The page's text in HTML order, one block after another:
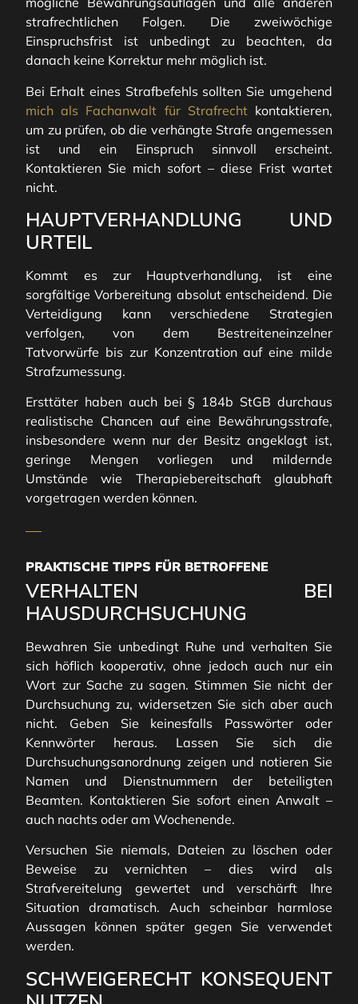
strafrechtlichen Folgen. Die zweiwöchige
Einspruchsfrist ist unbedingt zu beachten, da
danach keine Korrektur mehr möglich ist.
Bei Erhalt eines Strafbefehls sollten Sie umgehend
mich als Fachanwalt für Strafrechtkontaktieren,
um zu prüfen, ob die verhängte Strafe angemessen
ist und ein Einspruch sinnvoll erscheint.
Kontaktieren Sie mich sofort – diese Frist wartet
nicht.
HAUPTVERHANDLUNG UND
URTEIL
Kommt es zur Hauptverhandlung, ist eine
sorgfältige Vorbereitung absolut entscheidend. Die
Verteidigung kann verschiedene Strategien
verfolgen, von dem Bestreiteneinzelner
Tatvorwürfe bis zur Konzentration auf eine milde
Strafzumessung.
Ersttäter haben auch bei § 184b StGB durchaus
realistische Chancen auf eine Bewährungsstrafe,
insbesondere wenn nur der Besitz angeklagt ist,
geringe Mengen vorliegen und mildernde
Umstände wie Therapiebereitschaft glaubhaft
vorgetragen werden können.
PRAKTISCHE TIPPS FÜR BETROFFENE
VERHALTEN BEI
HAUSDURCHSUCHUNG
Bewahren Sie unbedingt Ruhe und verhalten Sie
sich höflich kooperativ, ohne jedoch auch nur ein
Wort zur Sache zu sagen. Stimmen Sie nicht der
Durchsuchung zu, widersetzen Sie sich aber auch
nicht. Geben Sie keinesfalls Passwörter oder
Kennwörter heraus. Lassen Sie sich die
Durchsuchungsanordnung zeigen und notieren Sie
Namen und Dienstnummern der beteiligten
Beamten. Kontaktieren Sie sofort einen Anwalt –
auch nachts oder am Wochenende.
Versuchen Sie niemals, Dateien zu löschen oder
Beweise zu vernichten – dies wird als
Strafvereitelung gewertet und verschärft Ihre
Situation dramatisch. Auch scheinbar harmlose
Aussagen können später gegen Sie verwendet
werden.
SCHWEIGERECHT KONSEQUENT